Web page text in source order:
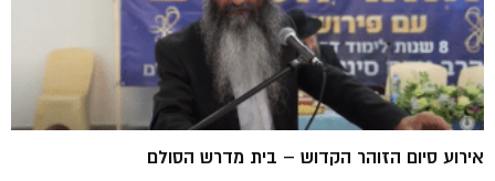
אירוע סיום הזוהר הקדוש – בית מדרש הסולם